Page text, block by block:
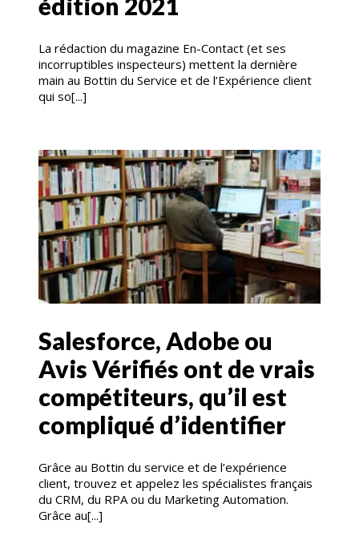
La rédaction du magazine En-Contact (et ses
incorruptibles inspecteurs) mettent la dernière
main au Bottin du Service et de l’Expérience client
qui so[...]
Salesforce, Adobe ou
Avis Vérifiés ont de vrais
compétiteurs, qu’il est
compliqué d’identifier
Grâce au Bottin du service et de l’expérience
client, trouvez et appelez les spécialistes français
du CRM, du RPA ou du Marketing Automation.
Grâce au[...]